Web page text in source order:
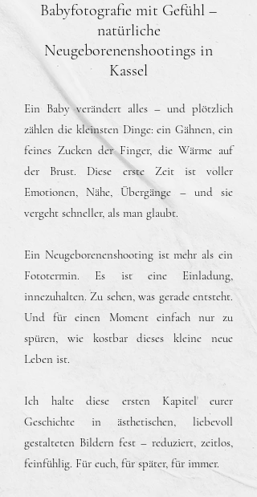
Babyfotografie mit Gefühl –
natürliche
Neugeborenenshootings in
Kassel
Ein Baby verändert alles – und plötzlich
zählen die kleinsten Dinge: ein Gähnen, ein
feines Zucken der Finger, die Wärme auf
der Brust. Diese erste Zeit ist voller
Emotionen, Nähe, Übergänge – und sie
vergeht schneller, als man glaubt.
Ein Neugeborenenshooting ist mehr als ein
Fototermin. Es ist eine Einladung,
innezuhalten. Zu sehen, was gerade entsteht.
Und für einen Moment einfach nur zu
spüren, wie kostbar dieses kleine neue
Leben ist.
Ich halte diese ersten Kapitel eurer
Geschichte in ästhetischen, liebevoll
gestalteten Bildern fest – reduziert, zeitlos,
feinfühlig. Für euch, für später, für immer.